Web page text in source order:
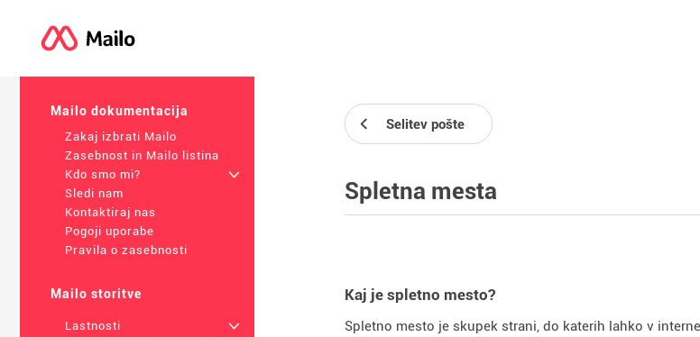
Mailo dokumentacija
Zakaj izbrati Mailo
Zasebnost in Mailo listina
Kdo smo mi?
+
Sledi nam
Kontaktiraj nas
Pogoji uporabe
Pravila o zasebnosti
Mailo storitve
Lastnosti
+
Selitev pošte
Spletna mesta
Kaj je spletno mesto?
Spletno mesto je skupek strani, do katerih lahko v